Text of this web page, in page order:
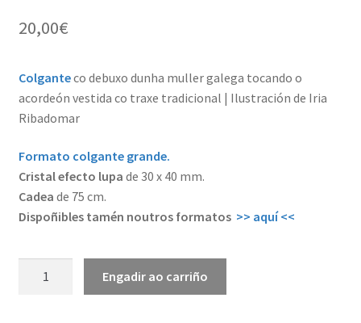
20,00€
Colganteco debuxo dunha muller galega tocando o
acordeón vestida co traxe tradicional | Ilustración de Iria
Ribadomar
Formato colgante grande.
Cristal efecto lupa de 30 x 40 mm.
Cadea de 75 cm.
Dispoñibles tamén noutros formatos >> aquí <<
Engadir ao carriño